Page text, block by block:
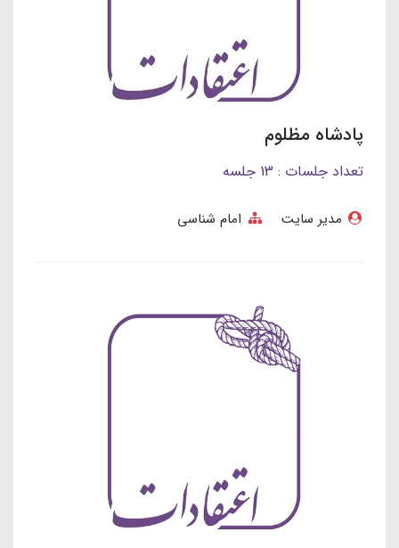
پادشاه مظلوم
تعداد جلسات : 13 جلسه
مدیر سایت امام شناسی